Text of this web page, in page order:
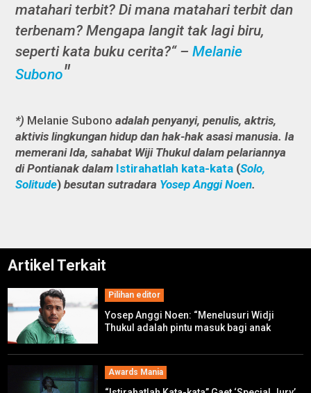
matahari terbit? Di mana matahari terbit dan
terbenam? Mengapa langit tak lagi biru,
seperti kata buku cerita?“ –Melanie
Subono
*) Melanie Subono adalah penyanyi, penulis, aktris,
aktivis lingkungan hidup dan hak-hak asasi manusia. Ia
memerani Ida, sahabat Wiji Thukul dalam pelariannya
di Pontianak dalam Istirahatlah kata-kata (Solo,
Solitude)besutan sutradara Yosep Anggi Noen.
Artikel Terkait
Pilihan editor
Yosep Anggi Noen: “Menelusuri Widji
Thukul adalah pintu masuk bagi anak
Awards Mania